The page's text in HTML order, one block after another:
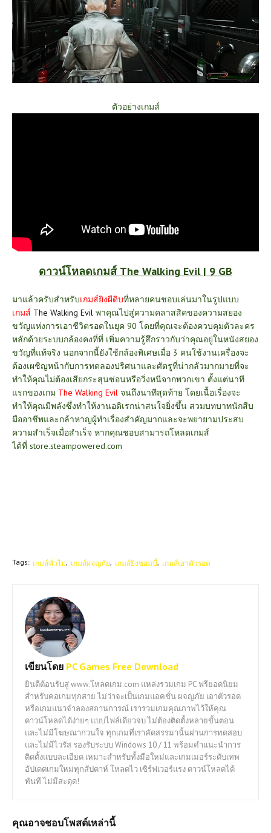
ตัวอย่างเกมส์
ดาวน์โหลดเกมส์ The Walking Evil | 9 GB
มาแล้วครับสำหรับเกมส์ยิงผีดิบที่หลายคนชอบเล่นมาในรูปแบบ
เกมส์ The Walking Evil พาคุณไปสู่ความคลาสสิคของความสยอง
ขวัญแห่งการเอาชีวิตรอดในยุค 90 โดยที่คุณจะต้องควบคุมตัวละคร
หลักด้วยระบบกล้องคงที่ที่ เพิ่มความรู้สึกราวกับว่าคุณอยู่ในหนังสยอง
ขวัญที่แท้จริง นอกจากนี้ยังใช้กล้องพิเศษเมื่อ 3 คนใช้งานเครื่องจะ
ต้องเผชิญหน้ากับการทดลองปริศนาและศัตรูที่น่ากลัวมากมายที่จะ
ทำให้คุณไม่ต้องเสียกระสุนซ่อนหรือวิ่งหนีจากพวกเขา ตั้งแต่นาที
แรกของเกม The Walking Evil จนถึงนาทีสุดท้าย โดยเนื้อเรื่องจะ
ทำให้คุณมีพลังซึ่งทำให้งานอดิเรกน่าสนใจยิ่งขึ้น สวมบทบาทนักสืบ
มืออาชีพและกล้าหาญผู้ทำเรื่องสำคัญมากและจะพยายามประสบ
ความสำเร็จเมื่อสำเร็จ หากคุณชอบสามารถโหลดเกมส์
ได้ที่ store.steampowered.com
Tags: เกมส์ทั่วไป เกมส์ผจญภัย เกมส์ยิงซอมบี้ เกมส์เอาตัวรอด
เขียนโดย PC Games Free Download
ยินดีต้อนรับสู่ www.โหลดเกม.com แหล่งรวมเกม PC ฟรียอดนิยม
สำหรับคอเกมทุกสาย ไม่ว่าจะเป็นเกมแอคชั่น ผจญภัย เอาตัวรอด
หรือเกมแนวจำลองสถานการณ์ เรารวมเกมคุณภาพไว้ให้คุณ
ดาวน์โหลดได้ง่ายๆ แบบไฟล์เดียวจบ ไม่ต้องติดตั้งหลายขั้นตอน
และไม่มีโฆษณากวนใจ ทุกเกมที่เราคัดสรรมานั้นผ่านการทดสอบ
และไม่มีไวรัส รองรับระบบ Windows 10 / 11 พร้อมคำแนะนำการ
ติดตั้งแบบละเอียด เหมาะสำหรับทั้งมือใหม่และเกมเมอร์ระดับเทพ
อัปเดตเกมใหม่ทุกสัปดาห์ โหลดไว เซิร์ฟเวอร์แรง ดาวน์โหลดได้
ทันที ไม่มีสะดุด!
คุณอาจชอบโพสต์เหล่านี้